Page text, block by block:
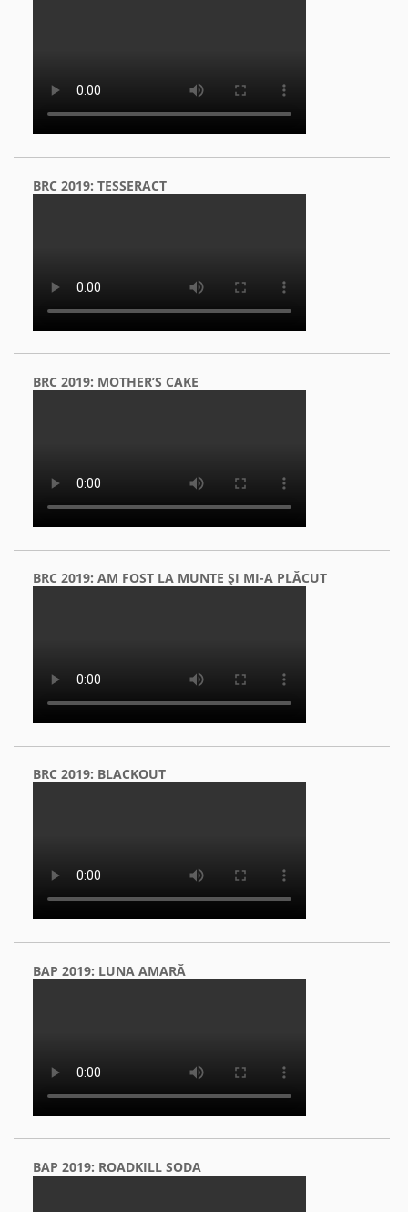
BRC 2019: TESSERACT
BRC 2019: MOTHER’S CAKE
BRC 2019: AM FOST LA MUNTE ŞI MI-A PLĂCUT
BRC 2019: BLACKOUT
BAP 2019: LUNA AMARĂ
BAP 2019: ROADKILL SODA